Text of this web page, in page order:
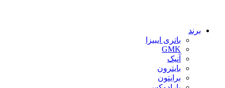
برند
باتری ایبیزا
GMK
آنیک
بایترون
برایتون